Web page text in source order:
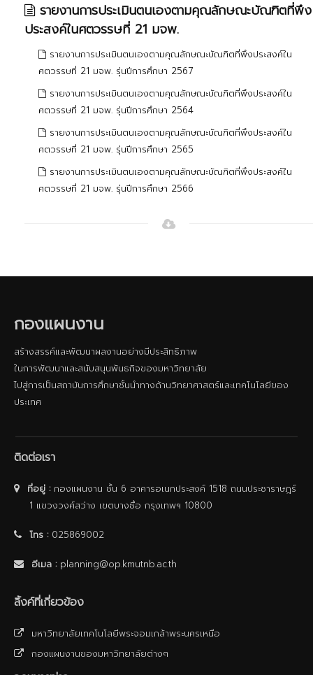
รายงานการประเมินตนเองตามคุณลักษณะบัณฑิตที่พึง
ประสงค์ในศตวรรษที่ 21 มจพ.
รายงานการประเมินตนเองตามคุณลักษณะบัณฑิตที่พึงประสงค์ใน
ศตวรรษที่ 21 มจพ. รุ่นปีการศึกษา 2567
รายงานการประเมินตนเองตามคุณลักษณะบัณฑิตที่พึงประสงค์ใน
ศตวรรษที่ 21 มจพ. รุ่นปีการศึกษา 2564
รายงานการประเมินตนเองตามคุณลักษณะบัณฑิตที่พึงประสงค์ใน
ศตวรรษที่ 21 มจพ. รุ่นปีการศึกษา 2565
รายงานการประเมินตนเองตามคุณลักษณะบัณฑิตที่พึงประสงค์ใน
ศตวรรษที่ 21 มจพ. รุ่นปีการศึกษา 2566
กองแผนงาน
สร้างสรรค์และพัฒนาผลงานอย่างมีประสิทธิภาพ
ในการพัฒนาและสนับสนุนพันธกิจของมหาวิทยาลัย
ไปสู่การเป็นสถาบันการศึกษาชั้นนําทางด้านวิทยาศาสตร์และเทคโนโลยีของ
ประเทศ
ติดต่อเรา
ที่อยู่ :กองแผนงาน ชั้น 6 อาคารอเนกประสงค์ 1518 ถนนประชาราษฎร์
1 แขวงวงศ์สว่าง เขตบางซื่อ กรุงเทพฯ 10800
โทร :025869002
อีเมล : planning@op.kmutnb.ac.th
ลิ้งค์ที่เกี่ยวข้อง
มหาวิทยาลัยเทคโนโลยีพระจอมเกล้าพระนครเหนือ
กองแผนงานของมหาวิทยาลัยต่างๆ